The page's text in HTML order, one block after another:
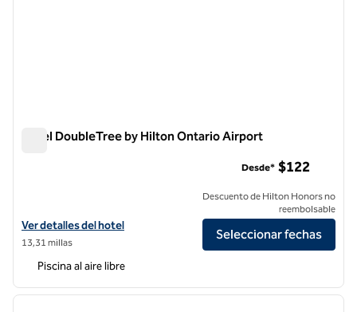
Hotel DoubleTree by Hilton Ontario Airport
Ver detalles del hotel DoubleTree by Hilton Ontario Airport
Ver detalles del hotel
13,31 millas
Desde* $122
Descuento de Hilton Honors no
reembolsable
Seleccionar fechas
Piscina al aire libre
1 de 12